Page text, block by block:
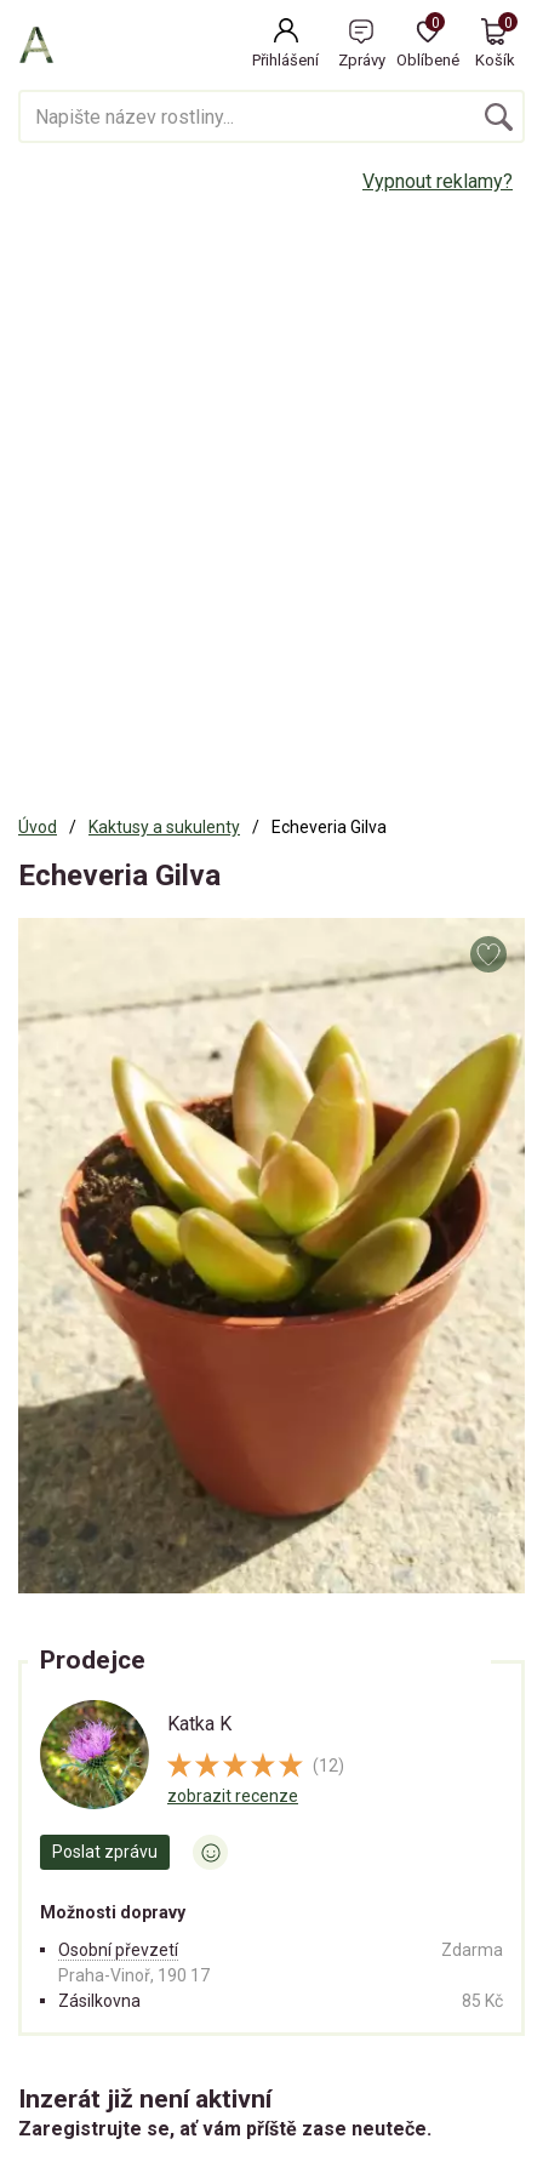
Přihlášení Zprávy Oblíbené
0
Košík
0
Vypnout reklamy?
Úvod Kaktusy a sukulenty Echeveria Gilva
Echeveria Gilva
Prodejce
Katka K
(12)
zobrazit recenze
Poslat zprávu
Možnosti dopravy
Osobní převzetí
Praha-Vinoř, 190 17
Zdarma
Zásilkovna 85 Kč
Inzerát již není aktivní
Zaregistrujte se, ať vám příště zase neuteče.